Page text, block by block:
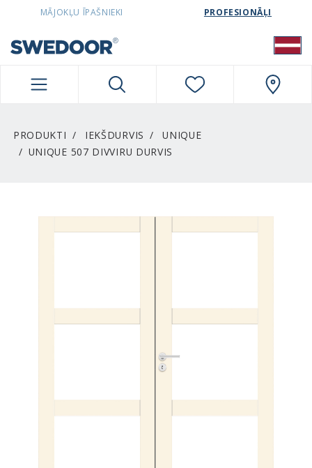
SWEDOORLATVIA NAVIGATION
MĀJOKĻU ĪPAŠNIEKI PROFESIONĀĻI
PRODUKTI IEKŠDURVIS
UNIQUE
UNIQUE 507 DIVVIRU DURVIS